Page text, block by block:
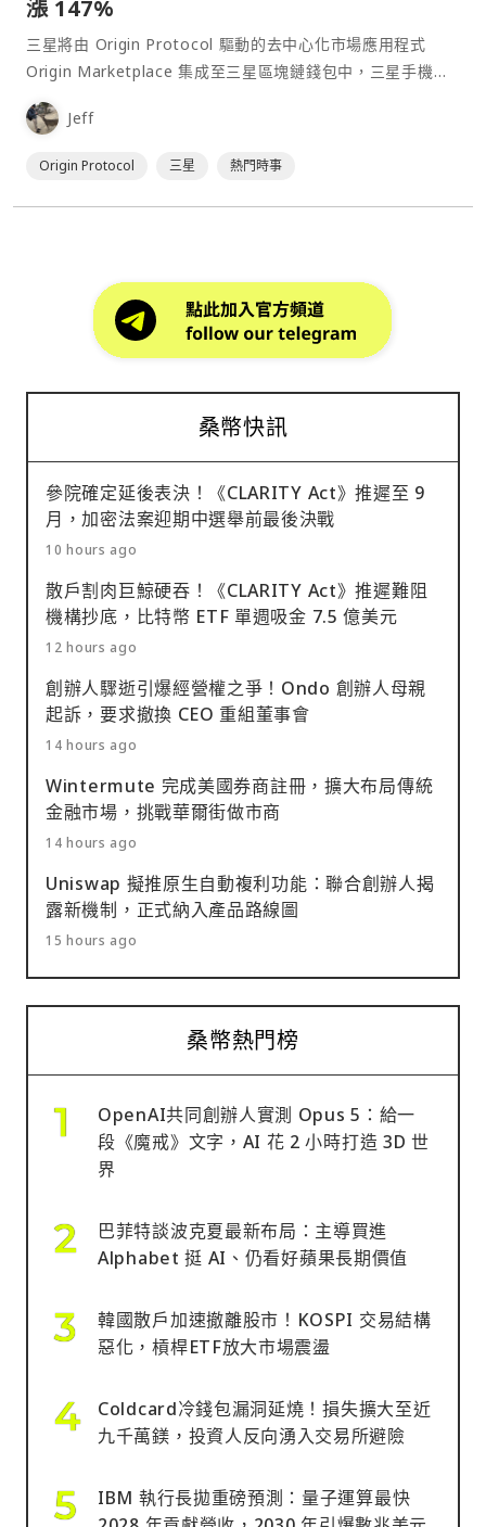
漲 147%
三星將由 Origin Protocol 驅動的去中心化市場應用程式
Origin Marketplace 集成至三星區塊鏈錢包中，三星手機的
用戶現在將能夠直接通過該錢包在 Origin Marketplace 上進
行交易，而此合作也進一步推動 OGN 代幣價格的飆漲。⋯
Jeff
Origin Protocol 三星 熱門時事
桑幣快訊
參院確定延後表決！《CLARITY Act》推遲至 9
月，加密法案迎期中選舉前最後決戰
10 hours ago
散戶割肉巨鯨硬吞！《CLARITY Act》推遲難阻
機構抄底，比特幣 ETF 單週吸金 7.5 億美元
12 hours ago
創辦人驟逝引爆經營權之爭！Ondo 創辦人母親
起訴，要求撤換 CEO 重組董事會
14 hours ago
Wintermute 完成美國券商註冊，擴大布局傳統
金融市場，挑戰華爾街做市商
14 hours ago
Uniswap 擬推原生自動複利功能：聯合創辦人揭
露新機制，正式納入產品路線圖
15 hours ago
桑幣熱門榜
OpenAI共同創辦人實測 Opus 5：給一
段《魔戒》文字，AI 花 2 小時打造 3D 世
界
巴菲特談波克夏最新布局：主導買進
Alphabet 挺 AI、仍看好蘋果長期價值
韓國散戶加速撤離股市！KOSPI 交易結構
惡化，槓桿ETF放大市場震盪
Coldcard冷錢包漏洞延燒！損失擴大至近
九千萬鎂，投資人反向湧入交易所避險
IBM 執行長拋重磅預測：量子運算最快